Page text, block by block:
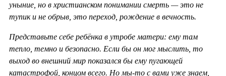
уныние, но в христианском понимании смерть — это не
тупик и не обрыв, это переход, рождение в вечность.
Представьте себе ребёнка в утробе матери: ему там
тепло, темно и безопасно. Если бы он мог мыслить, то
выход во внешний мир показался бы ему пугающей
катастрофой, концом всего. Но мы-то с вами уже знаем,